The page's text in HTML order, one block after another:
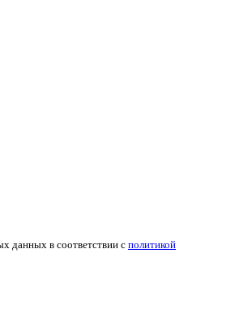
данных в соответствии с политикой